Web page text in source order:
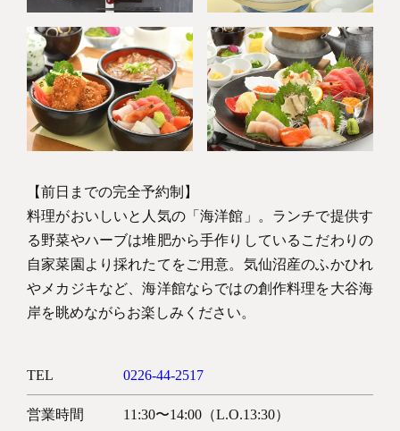
【前日までの完全予約制】
料理がおいしいと人気の「海洋館」。ランチで提供す
る野菜やハーブは堆肥から手作りしているこだわりの
自家菜園より採れたてをご用意。気仙沼産のふかひれ
やメカジキなど、海洋館ならではの創作料理を大谷海
岸を眺めながらお楽しみください。
TEL 0226-44-2517
営業時間 11:30〜14:00（L.O.13:30）